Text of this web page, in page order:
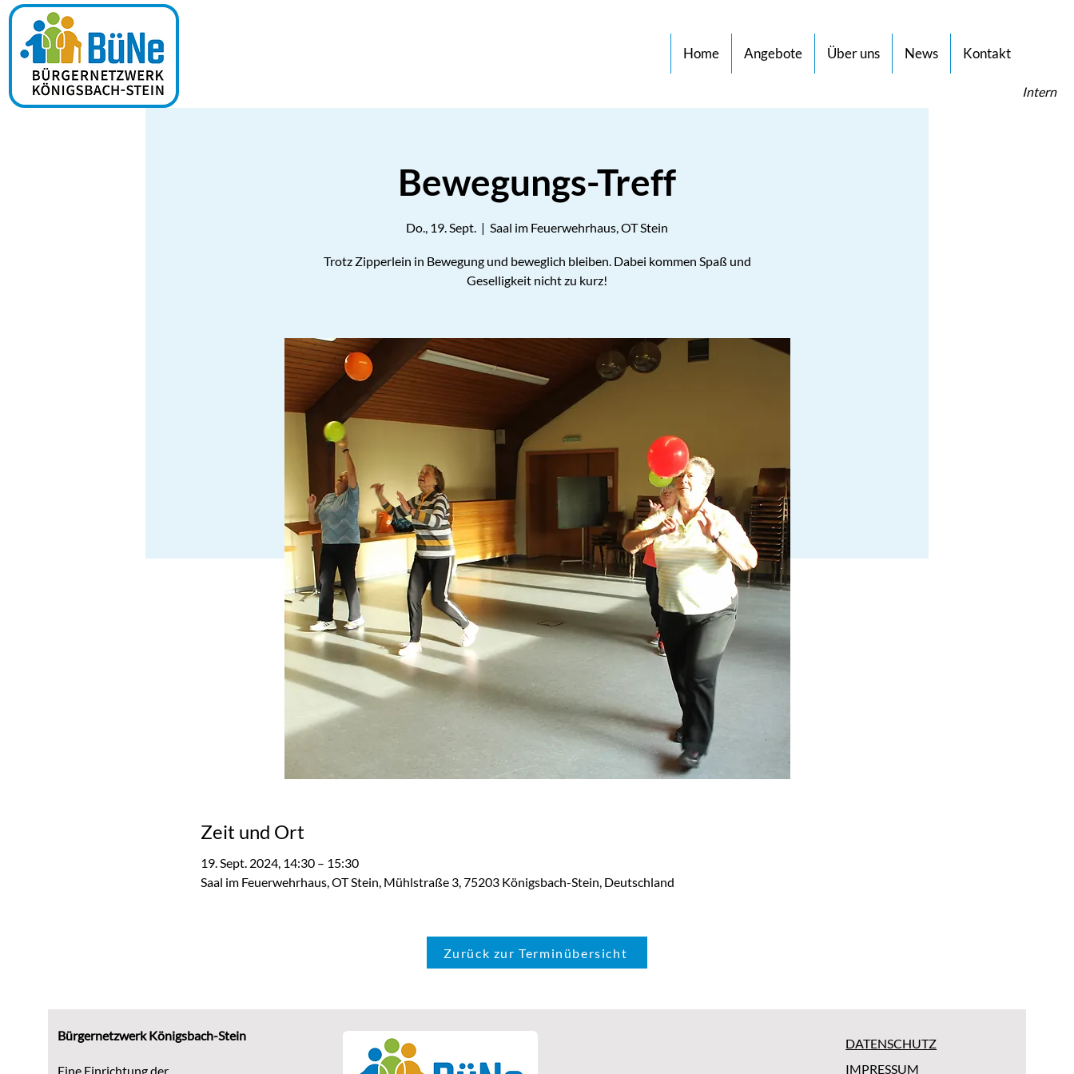
Home Angebote Über uns News Kontakt
Intern
Bewegungs-Treff
Do., 19. Sept.
  |
Saal im Feuerwehrhaus, OT Stein
Trotz Zipperlein in Bewegung und beweglich bleiben. Dabei kommen Spaß und
Geselligkeit nicht zu kurz!
Zeit und Ort
19. Sept. 2024, 14:30 – 15:30
Saal im Feuerwehrhaus, OT Stein, Mühlstraße 3, 75203 Königsbach-Stein, Deutschland
Zurück zur Terminübersicht
Bürgernetzwerk Königsbach-Stein
Eine Einrichtung der
DATENSCHUTZ
IMPRESSUM